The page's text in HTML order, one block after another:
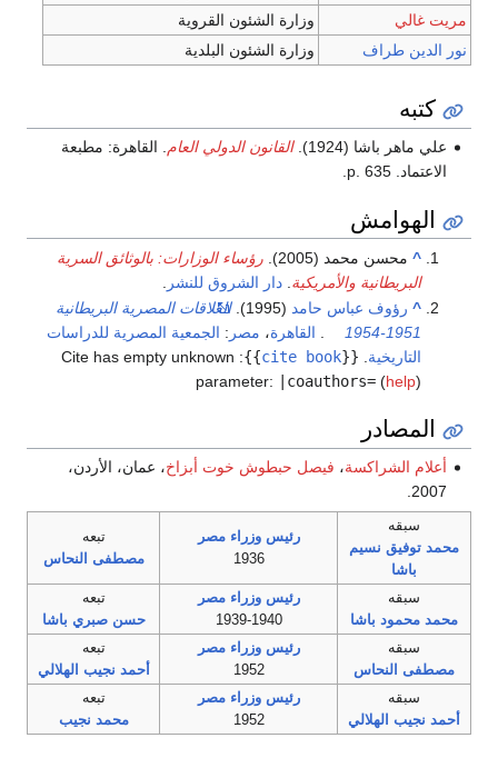
وزارة الشئون القروية
طراف
وزارة الشئون البلدية
(1924). القانون الدولي العام. القاهرة: مطبعة
محمد (2005).
رؤساء الوزارات: بالوثائق السرية
والأمريكية.دار الشروق للنشر
عباس حامد(1995).
العلاقات المصرية البريطانية
.القاهرة،مصر
الجمعية المصرية للدراسات
cite book
}}
:
Cite has empty unknown
parameter:|coauthors=
،فيصل حبطوش خوت أبزاخ، عمان، الأردن،
نسيم
رئيس وزراء مصر
1936
مصطفى النحاس
باشا
رئيس وزراء مصر
1939-1940
حسن صبري باشا
رئيس وزراء مصر
1952
أحمد نجيب الهلالي
الهلالي
رئيس وزراء مصر
1952